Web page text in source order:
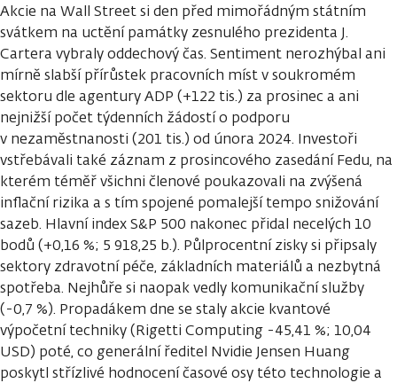
Akcie na Wall Street si den před mimořádným státním
svátkem na uctění památky zesnulého prezidenta J.
Cartera vybraly oddechový čas. Sentiment nerozhýbal ani
mírně slabší přírůstek pracovních míst v soukromém
sektoru dle agentury ADP (+122 tis.) za prosinec a ani
nejnižší počet týdenních žádostí o podporu
v nezaměstnanosti (201 tis.) od února 2024. Investoři
vstřebávali také záznam z prosincového zasedání Fedu, na
kterém téměř všichni členové poukazovali na zvýšená
inflační rizika a s tím spojené pomalejší tempo snižování
sazeb. Hlavní index S&P 500 nakonec přidal necelých 10
bodů (+0,16 %; 5 918,25 b.). Půlprocentní zisky si připsaly
sektory zdravotní péče, základních materiálů a nezbytná
spotřeba. Nejhůře si naopak vedly komunikační služby
(-0,7 %). Propadákem dne se staly akcie kvantové
výpočetní techniky (Rigetti Computing -45,41 %; 10,04
USD) poté, co generální ředitel Nvidie Jensen Huang
poskytl střízlivé hodnocení časové osy této technologie a